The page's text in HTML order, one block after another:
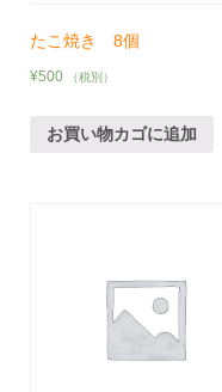
たこ焼き 8個
¥500 （税別）
お買い物カゴに追加